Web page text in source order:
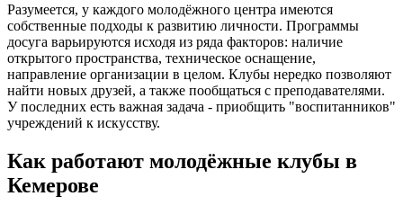
Разумеется, у каждого молодёжного центра имеются
собственные подходы к развитию личности. Программы
досуга варьируются исходя из ряда факторов: наличие
открытого пространства, техническое оснащение,
направление организации в целом. Клубы нередко позволяют
найти новых друзей, а также пообщаться с преподавателями.
У последних есть важная задача - приобщить "воспитанников"
учреждений к искусству.
Как работают молодёжные клубы в
Кемерове